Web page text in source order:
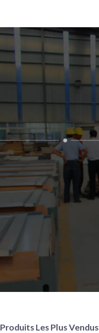
Produits Les Plus Vendus